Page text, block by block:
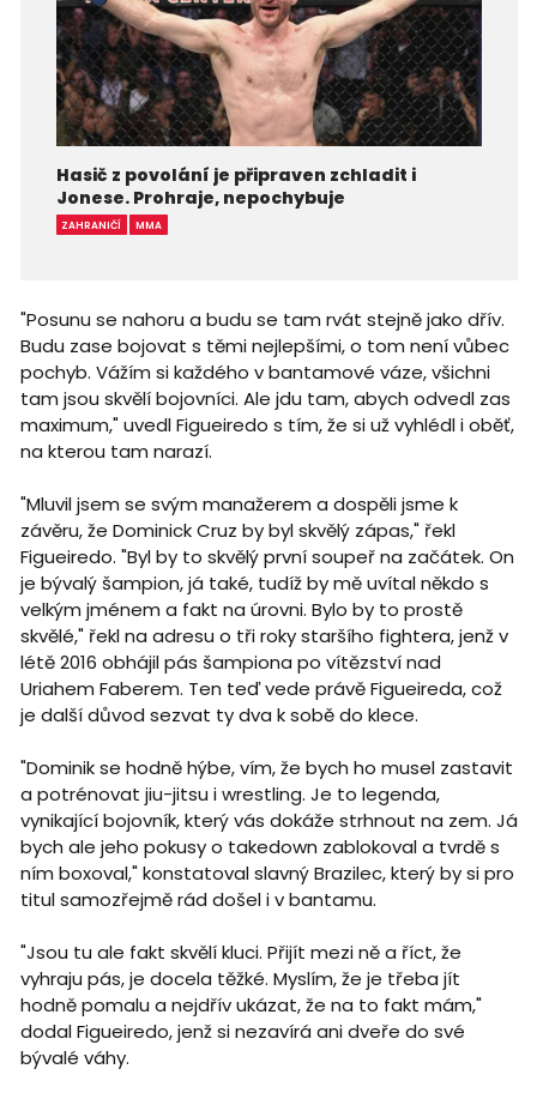
Hasič z povolání je připraven zchladit i
Jonese. Prohraje, nepochybuje
ZAHRANIČÍ MMA
"Posunu se nahoru a budu se tam rvát stejně jako dřív.
Budu zase bojovat s těmi nejlepšími, o tom není vůbec
pochyb. Vážím si každého v bantamové váze, všichni
tam jsou skvělí bojovníci. Ale jdu tam, abych odvedl zas
maximum," uvedl Figueiredo s tím, že si už vyhlédl i oběť,
na kterou tam narazí.
"Mluvil jsem se svým manažerem a dospěli jsme k
závěru, že Dominick Cruz by byl skvělý zápas," řekl
Figueiredo. "Byl by to skvělý první soupeř na začátek. On
je bývalý šampion, já také, tudíž by mě uvítal někdo s
velkým jménem a fakt na úrovni. Bylo by to prostě
skvělé," řekl na adresu o tři roky staršího fightera, jenž v
létě 2016 obhájil pás šampiona po vítězství nad
Uriahem Faberem. Ten teď vede právě Figueireda, což
je další důvod sezvat ty dva k sobě do klece.
"Dominik se hodně hýbe, vím, že bych ho musel zastavit
a potrénovat jiu-jitsu i wrestling. Je to legenda,
vynikající bojovník, který vás dokáže strhnout na zem. Já
bych ale jeho pokusy o takedown zablokoval a tvrdě s
ním boxoval," konstatoval slavný Brazilec, který by si pro
titul samozřejmě rád došel i v bantamu.
"Jsou tu ale fakt skvělí kluci. Přijít mezi ně a říct, že
vyhraju pás, je docela těžké. Myslím, že je třeba jít
hodně pomalu a nejdřív ukázat, že na to fakt mám,"
dodal Figueiredo, jenž si nezavírá ani dveře do své
bývalé váhy.